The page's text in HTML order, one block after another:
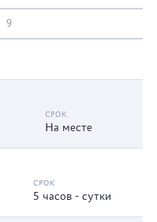
9
На месте
5 часов - сутки